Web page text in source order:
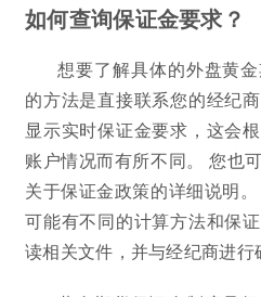
如何查询保证金要求？
想要了解具体的外盘黄
的方法是直接联系您的经纪
显示实时保证金要求，这会
账户情况而有所不同。 您也
关于保证金政策的详细说明
可能有不同的计算方法和保
读相关文件，并与经纪商进行